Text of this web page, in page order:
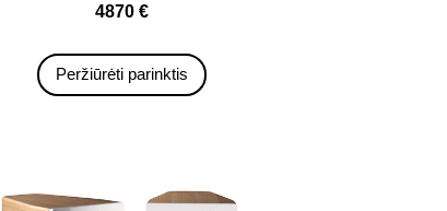
4870 €
Peržiūrėti parinktis